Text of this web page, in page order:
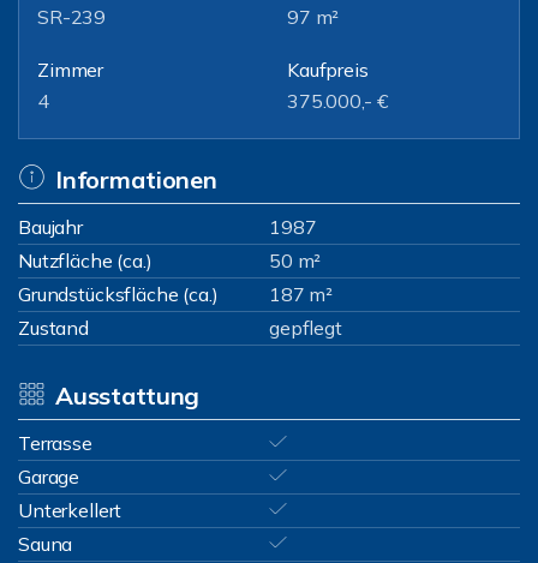
SR-239
97 m²
Zimmer
4
Kaufpreis
375.000,- €
Informationen
Baujahr
1987
Nutzfläche (ca.)
50 m²
Grundstücksfläche (ca.)
187 m²
Zustand
gepflegt
Ausstattung
Terrasse
Garage
Unterkellert
Sauna